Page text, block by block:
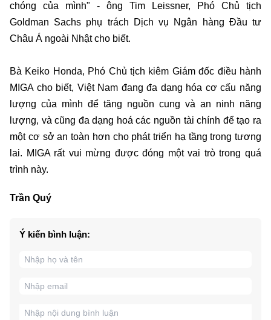
chóng của mình" - ông Tim Leissner, Phó Chủ tịch
Goldman Sachs phụ trách Dịch vụ Ngân hàng Đầu tư
Châu Á ngoài Nhật cho biết.
Bà Keiko Honda, Phó Chủ tịch kiêm Giám đốc điều hành
MIGA cho biết, Việt Nam đang đa dạng hóa cơ cấu năng
lượng của mình để tăng nguồn cung và an ninh năng
lượng, và cũng đa dạng hoá các nguồn tài chính để tạo ra
một cơ sở an toàn hơn cho phát triển hạ tầng trong tương
lai. MIGA rất vui mừng được đóng một vai trò trong quá
trình này.
Trần Quý
Ý kiến bình luận: